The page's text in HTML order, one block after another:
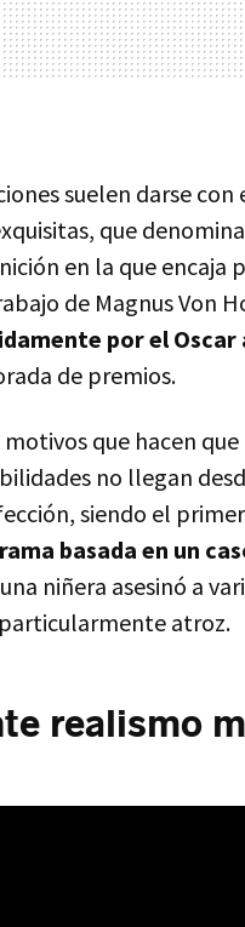
suelen darse
que
en la que
de Magnus Von
por el
de premios.
que hacen
no llegan
siendo el
basada en un
niñera asesinó a
atroz.
realismo